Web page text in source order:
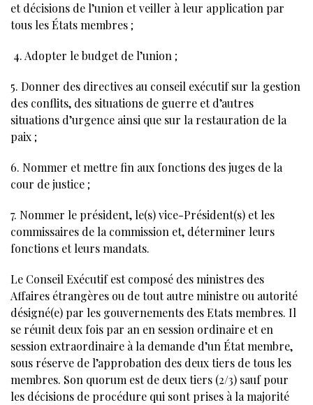
et décisions de l’union et veiller à leur application par
tous les États membres ;
4. Adopter le budget de l’union ;
5. Donner des directives au conseil exécutif sur la gestion
des conflits, des situations de guerre et d’autres
situations d’urgence ainsi que sur la restauration de la
paix ;
6. Nommer et mettre fin aux fonctions des juges de la
cour de justice ;
7. Nommer le président, le(s) vice-Président(s) et les
commissaires de la commission et, déterminer leurs
fonctions et leurs mandats.
Le Conseil Exécutif est composé des ministres des
Affaires étrangères ou de tout autre ministre ou autorité
désigné(e) par les gouvernements des Etats membres. Il
se réunit deux fois par an en session ordinaire et en
session extraordinaire à la demande d’un État membre,
sous réserve de l’approbation des deux tiers de tous les
membres. Son quorum est de deux tiers (2/3) sauf pour
les décisions de procédure qui sont prises à la majorité